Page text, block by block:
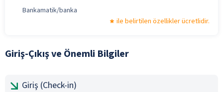
Bankamatik/banka
ile belirtilen özellikler ücretlidir.
Giriş-Çıkış ve Önemli Bilgiler
Giriş (Check-in)